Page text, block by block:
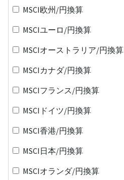
MSCI欧州/円換算
MSCIユーロ/円換算
MSCIオーストラリア/円換算
MSCIカナダ/円換算
MSCIフランス/円換算
MSCIドイツ/円換算
MSCI香港/円換算
MSCI日本/円換算
MSCIオランダ/円換算